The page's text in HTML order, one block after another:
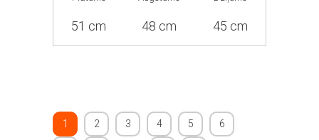
51 cm 48 cm 45 cm
1 2 3 4 5 6